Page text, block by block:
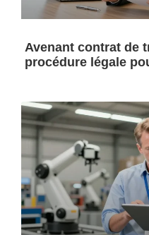
Avenant contrat de
procédure légale